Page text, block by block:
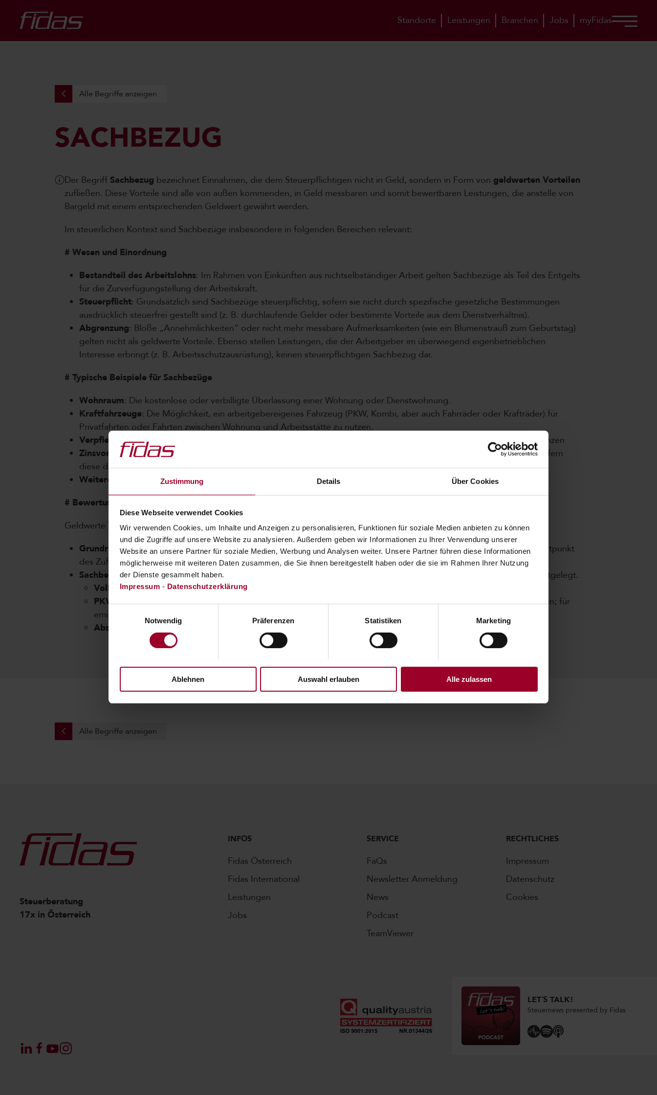
Zustimmung Details Über Cookies
Diese Webseite verwendet Cookies
Wir verwenden Cookies, um Inhalte und Anzeigen zu personalisieren, Funktionen für soziale Medien anbieten zu können
und die Zugriffe auf unsere Website zu analysieren. Außerdem geben wir Informationen zu Ihrer Verwendung unserer
Website an unsere Partner für soziale Medien, Werbung und Analysen weiter. Unsere Partner führen diese Informationen
möglicherweise mit weiteren Daten zusammen, die Sie ihnen bereitgestellt haben oder die sie im Rahmen Ihrer Nutzung
der Dienste gesammelt haben.
Impressum - Datenschutzerklärung
Notwendig
Präferenzen Statistiken Marketing
Ablehnen Auswahl erlauben Alle zulassen
Standorte Leistungen Branchen Jobs myFidas
Alle Begriffe anzeigen
SACHBEZUG
Der Begriff Sachbezug bezeichnet Einnahmen, die dem Steuerpflichtigen nicht in Geld, sondern in Form von geldwerten Vorteilen
zufließen. Diese Vorteile sind alle von außen kommenden, in Geld messbaren und somit bewertbaren Leistungen, die anstelle von
Bargeld mit einem entsprechenden Geldwert gewährt werden.
Im steuerlichen Kontext sind Sachbezüge insbesondere in folgenden Bereichen relevant:
# Wesen und Einordnung
Bestandteil des Arbeitslohns: Im Rahmen von Einkünften aus nichtselbständiger Arbeit gelten Sachbezüge als Teil des Entgelts
für die Zurverfügungstellung der Arbeitskraft.
Steuerpflicht: Grundsätzlich sind Sachbezüge steuerpflichtig, sofern sie nicht durch spezifische gesetzliche Bestimmungen
ausdrücklich steuerfrei gestellt sind (z. B. durchlaufende Gelder oder bestimmte Vorteile aus dem Dienstverhältnis).
Abgrenzung: Bloße „Annehmlichkeiten“ oder nicht mehr messbare Aufmerksamkeiten (wie ein Blumenstrauß zum Geburtstag)
gelten nicht als geldwerte Vorteile. Ebenso stellen Leistungen, die der Arbeitgeber im überwiegend eigenbetrieblichen
Interesse erbringt (z. B. Arbeitsschutzausrüstung), keinen steuerpflichtigen Sachbezug dar.
# Typische Beispiele für Sachbezüge
Wohnraum: Die kostenlose oder verbilligte Überlassung einer Wohnung oder Dienstwohnung.
Kraftfahrzeuge: Die Möglichkeit, ein arbeitgebereigenes Fahrzeug (PKW, Kombi, aber auch Fahrräder oder Krafträder) für
Privatfahrten oder Fahrten zwischen Wohnung und Arbeitsstätte zu nutzen.
Verpflegung: Kostenloses oder verbilligtes Essen wie Kantinenessen oder Essensgutscheine über den steuerfreien Grenzen
Zinsvorteile : Zinsersparnisse bei unverzinslichen oder zinsverbilligten Arbeitgeberdarlehen und Gehaltsvorschüssen, sofern
diese den Freibetrag von 7.300 Euro übersteigen.
Weitere Vorteile
: Übernahme privater Kosten, Parkplätze in parkraumbewirtschafteten Zonen.
# Bewertung von Sachbezügen
Geldwerte Vorteile müssen in Geld umgerechnet werden, wobei folgende Regeln gelten:
Grundregel: Maßgeblich sind die um übliche Preisnachlässe geminderten üblichen Endpreise des Abgabeortes zum Zeitpunkt
des Zuflusses.
Sachbezugswerteverordnung: Für häufig vorkommende Vorteile sind in einer speziellen Verordnung Pauschalwerte festgelegt.
Volle freie Station: Pauschal 196,20 Euro monatlich.
PKW-Privatnutzung: Je nach CO2-Ausstoß 1,5 % (max. 720 Euro) oder 2 % (max. 960 Euro) der Anschaffungskosten; für
emissionsfreie Fahrzeuge (Elektroautos) beträgt der Sachbezug Null.
Abstellplatz
: 14,53 Euro monatlich für Parkmöglichkeiten in bewirtschafteten Zonen.
Alle Begriffe anzeigen
Steuerberatung
17x in Österreich
INFOS
Fidas Österreich
Fidas International
Leistungen
Jobs
SERVICE
FaQs
Newsletter Anmeldung
News
Podcast
TeamViewer
RECHTLICHES
Impressum
Datenschutz
Cookies
LET´S TALK!
Steuernews presented by Fidas